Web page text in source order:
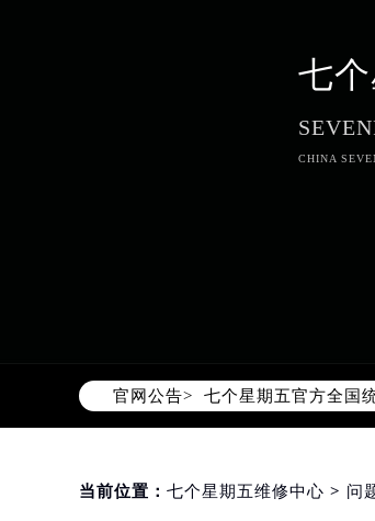
七
CHINA
官网公告>
2026年8月七个星期
七个星期五官方全国
2026年8月七个星期
北京市朝阳区建国门
天津市和平区赤峰道
当前位置： 七个星期五维修中心 > 问